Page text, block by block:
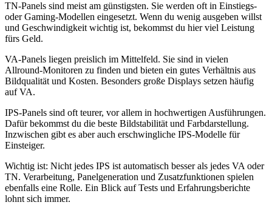
TN-Panels sind meist am günstigsten. Sie werden oft in Einstiegs-
oder Gaming-Modellen eingesetzt. Wenn du wenig ausgeben willst
und Geschwindigkeit wichtig ist, bekommst du hier viel Leistung
fürs Geld.
VA-Panels liegen preislich im Mittelfeld. Sie sind in vielen
Allround-Monitoren zu finden und bieten ein gutes Verhältnis aus
Bildqualität und Kosten. Besonders große Displays setzen häufig
auf VA.
IPS-Panels sind oft teurer, vor allem in hochwertigen Ausführungen.
Dafür bekommst du die beste Bildstabilität und Farbdarstellung.
Inzwischen gibt es aber auch erschwingliche IPS-Modelle für
Einsteiger.
Wichtig ist: Nicht jedes IPS ist automatisch besser als jedes VA oder
TN. Verarbeitung, Panelgeneration und Zusatzfunktionen spielen
ebenfalls eine Rolle. Ein Blick auf Tests und Erfahrungsberichte
lohnt sich immer.